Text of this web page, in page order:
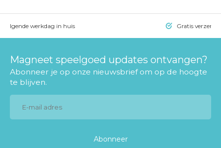
volgende werkdag in huis Gratis
Magneet speelgoed updates ontvangen?
Abonneer je op onze nieuwsbrief om op de hoogte
te blijven.
Abonneer